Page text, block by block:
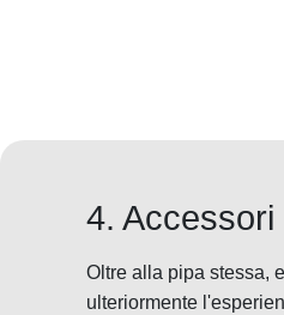
4. Accessori
Oltre alla pipa stessa,
ulteriormente